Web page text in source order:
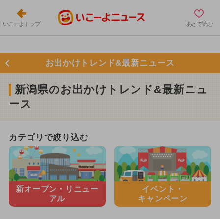
いこーよトップ あとで読む
お出かけトレンド&最新ニュース
新潟県のお出かけトレンド&最新ニュ
ース
カテゴリで絞り込む
新オープン・ リニュー
アル
イベント・
キャンペーン